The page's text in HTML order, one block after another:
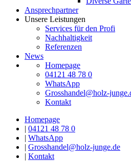
Ansprechpartner
Unsere Leistungen
Services für den Profi
Nachhaltigkeit
Referenzen
News
Homepage
04121 48 78 0
WhatsApp
Grosshandel@holz-
Kontakt
Homepage
| 04121 48 78 0
| WhatsApp
| Grosshandel@holz-junge.de
| Kontakt